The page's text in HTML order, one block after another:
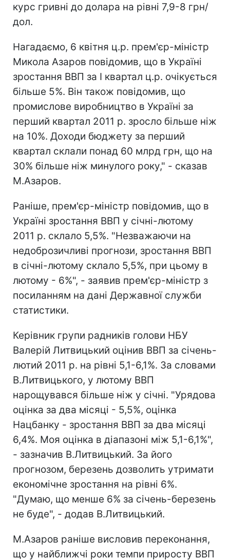
курс гривні до долара на рівні 7,9-8 грн/
дол.
Нагадаємо, 6 квітня ц.р. прем'єр-міністр
Микола Азаров повідомив, що в Україні
зростання ВВП за I квартал ц.р. очікується
більше 5%. Він також повідомив, що
промислове виробництво в Україні за
перший квартал 2011 р. зросло більше ніж
на 10%. Доходи бюджету за перший
квартал склали понад 60 млрд грн, що на
30% більше ніж минулого року," - сказав
М.Азаров.
Раніше, прем'єр-міністр повідомив, що в
Україні зростання ВВП у січні-лютому
2011 р. склало 5,5%. "Незважаючи на
недоброзичливі прогнози, зростання ВВП
в січні-лютому склало 5,5%, при цьому в
лютому - 6%", - заявив прем'єр-міністр з
посиланням на дані Державної служби
статистики.
Керівник групи радників голови НБУ
Валерій Литвицький оцінив ВВП за січень-
лютий 2011 р. на рівні 5,1-6,1%. За словами
В.Литвицького, у лютому ВВП
нарощувався більше ніж у січні. "Урядова
оцінка за два місяці - 5,5%, оцінка
Нацбанку - зростання ВВП за два місяці
6,4%. Моя оцінка в діапазоні між 5,1-6,1%",
- зазначив В.Литвицький. За його
прогнозом, березень дозволить утримати
економічне зростання на рівні 6%.
"Думаю, що менше 6% за січень-березень
не буде", - додав В.Литвицький.
М.Азаров раніше висловив переконання,
що у найближчі роки темпи приросту ВВП